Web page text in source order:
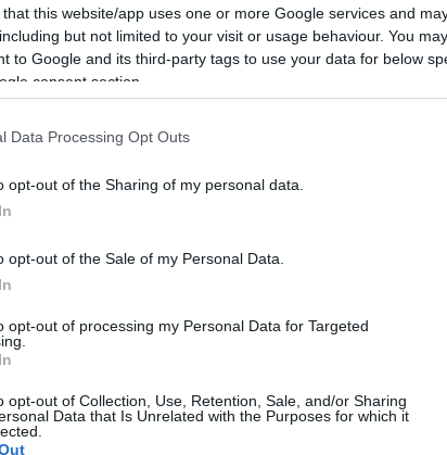
that this website/app uses one or more Google services and
but not limited to your visit or usage behaviour. You
to Google and its third-party tags to use your data for below
consent section.
Data Processing Opt Outs
opt-out of the Sharing of my personal data.
opt-out of the Sale of my Personal Data.
opt-out of processing my Personal Data for Targeted
opt-out of Collection, Use, Retention, Sale, and/or Sharing
Data that Is Unrelated with the Purposes for which it
A személyiségfejlesztés egy dinamikus,
összetett folyamat, amely során az egyén
fejlessze saját személyiségét, viselkedését és
magában foglalja az önismeret növelését, az
kommunikációs és interperszonális készségek
környezetére is pozitív hatást gyakorol,
gazdagításához.